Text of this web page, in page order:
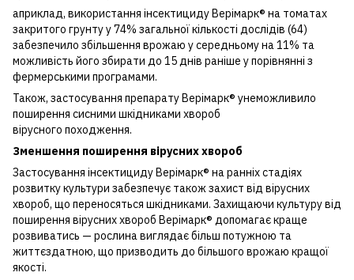
априклад, використання інсектициду Верімарк® на томатах
закритого грунту у 74% загальної кількості дослідів (64)
забезпечило збільшення врожаю у середньому на 11% та
можливість його збирати до 15 днів раніше у порівнянні з
фермерськими програмами.
Також, застосування препарату Верімарк® унеможливило
поширення сисними шкідниками хвороб
вірусного походження.
Зменшення поширення вірусних хвороб
Застосування інсектициду Верімарк® на ранніх стадіях
розвитку культури забезпечує також захист від вірусних
хвороб, що переносяться шкідниками. Захищаючи культуру від
поширення вірусних хвороб Верімарк® допомагає краще
розвиватись — рослина виглядає більш потужною та
життєздатною, що призводить до більшого врожаю кращої
якості.